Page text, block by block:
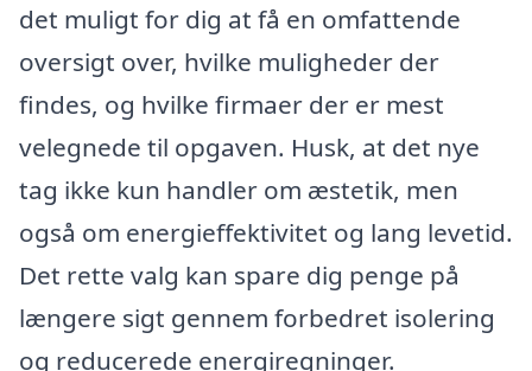
det muligt for dig at få en omfattende
oversigt over, hvilke muligheder der
findes, og hvilke firmaer der er mest
velegnede til opgaven. Husk, at det nye
tag ikke kun handler om æstetik, men
også om energieffektivitet og lang levetid.
Det rette valg kan spare dig penge på
længere sigt gennem forbedret isolering
og reducerede energiregninger.